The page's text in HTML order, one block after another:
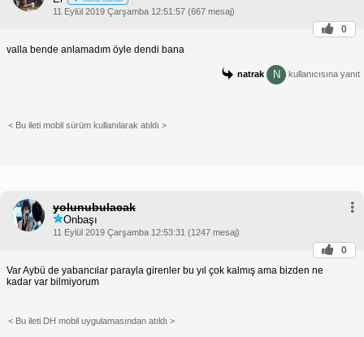
11 Eylül 2019 Çarşamba 12:51:57 (667 mesaj)
0
valla bende anlamadım öyle dendi bana
natrak N kullanıcısına yanıt
< Bu ileti mobil sürüm kullanılarak atıldı >
yolunubulacak
Onbaşı
11 Eylül 2019 Çarşamba 12:53:31 (1247 mesaj)
0
Var Aybü de yabancılar parayla girenler bu yıl çok kalmış ama bizden ne
kadar var bilmiyorum
< Bu ileti DH mobil uygulamasından atıldı >